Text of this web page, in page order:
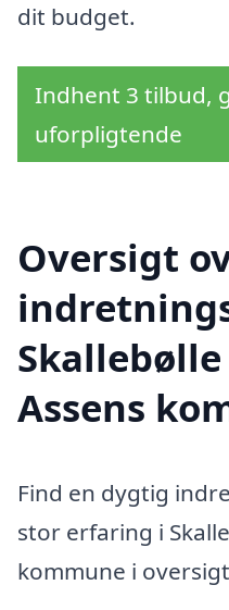
dit budget.
Indhent 3 tilbud,
uforpligtende
Oversigt
Assens
Find en dygtig
stor erfaring i
kommune i